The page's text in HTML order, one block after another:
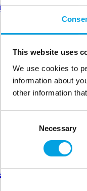
This website uses
We use cookies to
information about
other information
Necessary